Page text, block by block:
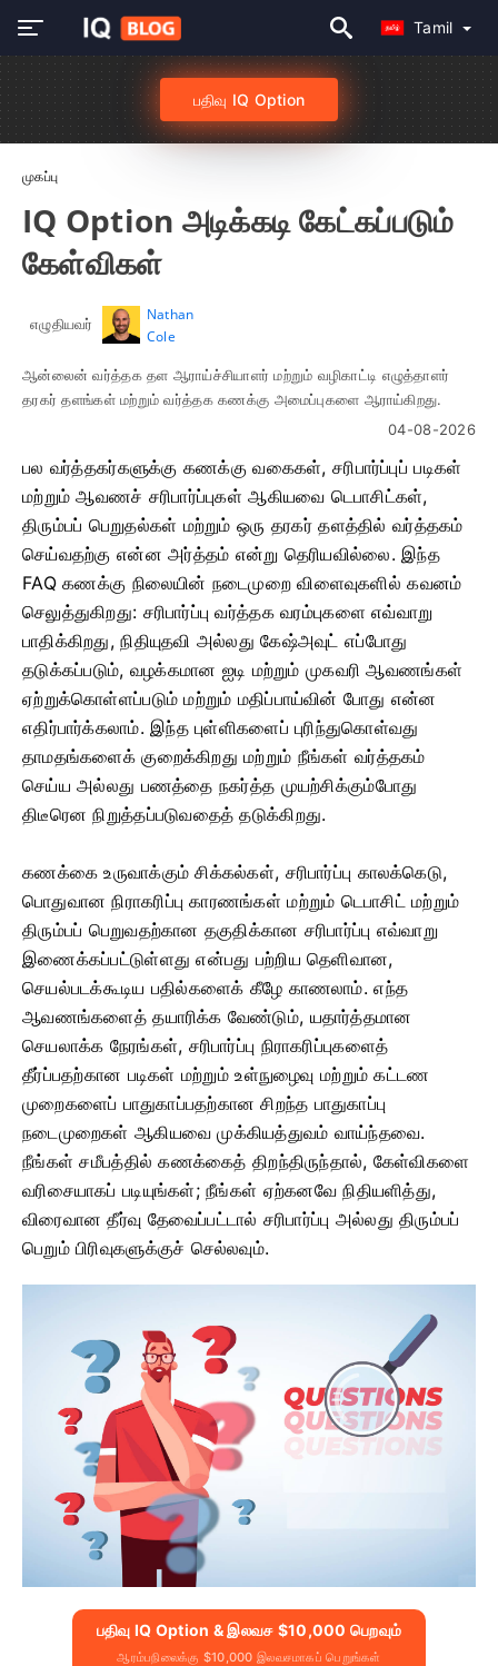
Tamil
பதிவு IQ Option
முகப்பு
IQ Option அடிக்கடி கேட்கப்படும்
கேள்விகள்
எழுதியவர்
Nathan
Cole
ஆன்லைன் வர்த்தக தள ஆராய்ச்சியாளர் மற்றும் வழிகாட்டி எழுத்தாளர்
தரகர் தளங்கள் மற்றும் வர்த்தக கணக்கு அமைப்புகளை ஆராய்கிறது.
04-08-2026
பல வர்த்தகர்களுக்கு கணக்கு வகைகள், சரிபார்ப்புப் படிகள்
மற்றும் ஆவணச் சரிபார்ப்புகள் ஆகியவை டெபாசிட்கள்,
திரும்பப் பெறுதல்கள் மற்றும் ஒரு தரகர் தளத்தில் வர்த்தகம்
செய்வதற்கு என்ன அர்த்தம் என்று தெரியவில்லை. இந்த
FAQ கணக்கு நிலையின் நடைமுறை விளைவுகளில் கவனம்
செலுத்துகிறது: சரிபார்ப்பு வர்த்தக வரம்புகளை எவ்வாறு
பாதிக்கிறது, நிதியுதவி அல்லது கேஷ்அவுட் எப்போது
தடுக்கப்படும், வழக்கமான ஐடி மற்றும் முகவரி ஆவணங்கள்
ஏற்றுக்கொள்ளப்படும் மற்றும் மதிப்பாய்வின் போது என்ன
எதிர்பார்க்கலாம். இந்த புள்ளிகளைப் புரிந்துகொள்வது
தாமதங்களைக் குறைக்கிறது மற்றும் நீங்கள் வர்த்தகம்
செய்ய அல்லது பணத்தை நகர்த்த முயற்சிக்கும்போது
திடீரென நிறுத்தப்படுவதைத் தடுக்கிறது.
கணக்கை உருவாக்கும் சிக்கல்கள், சரிபார்ப்பு காலக்கெடு,
பொதுவான நிராகரிப்பு காரணங்கள் மற்றும் டெபாசிட் மற்றும்
திரும்பப் பெறுவதற்கான தகுதிக்கான சரிபார்ப்பு எவ்வாறு
இணைக்கப்பட்டுள்ளது என்பது பற்றிய தெளிவான,
செயல்படக்கூடிய பதில்களைக் கீழே காணலாம். எந்த
ஆவணங்களைத் தயாரிக்க வேண்டும், யதார்த்தமான
செயலாக்க நேரங்கள், சரிபார்ப்பு நிராகரிப்புகளைத்
தீர்ப்பதற்கான படிகள் மற்றும் உள்நுழைவு மற்றும் கட்டண
முறைகளைப் பாதுகாப்பதற்கான சிறந்த பாதுகாப்பு
நடைமுறைகள் ஆகியவை முக்கியத்துவம் வாய்ந்தவை.
நீங்கள் சமீபத்தில் கணக்கைத் திறந்திருந்தால், கேள்விகளை
வரிசையாகப் படியுங்கள்; நீங்கள் ஏற்கனவே நிதியளித்து,
விரைவான தீர்வு தேவைப்பட்டால் சரிபார்ப்பு அல்லது திரும்பப்
பெறும் பிரிவுகளுக்குச் செல்லவும்.
பதிவு IQ Option & இலவச $10,000 பெறவும்
ஆரம்பநிலைக்கு $10,000 இலவசமாகப் பெறுங்கள்